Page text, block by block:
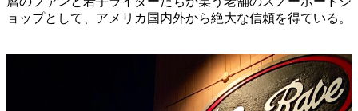
ョップとして、アメリカ国内外から絶大な信頼を得ている。